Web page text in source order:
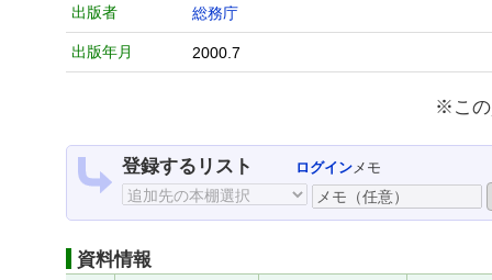
出版者 総務庁
出版年月 2000.7
※この
登録するリスト ログインメモ
資料情報